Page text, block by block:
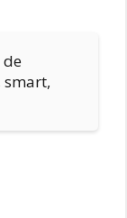
de
smart,